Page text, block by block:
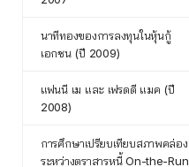
นาทีทองของการลงทุนในหุ้นกู้
เอกชน (ปี 2009)
แฟนนี เม และ เฟรดดี แมค (ปี
2008)
การศึกษาเปรียบเทียบสภาพคล่อง
ระหว่างตราสารหนี้ On-the-Run